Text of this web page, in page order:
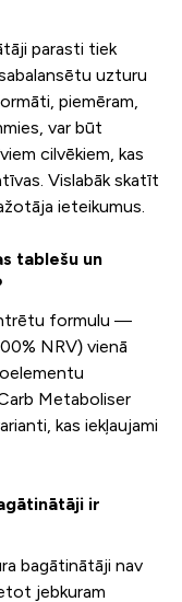
parasti tiek
uzturu
piemēram,
var būt
cilvēkiem, kas
Vislabāk skatīt
ieteikumus.
tablešu un
formulu —
NRV) vienā
Metaboliser
kas iekļaujami
ir
bagātinātāji nav
jebkuram